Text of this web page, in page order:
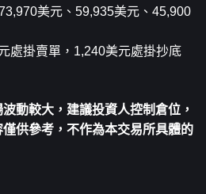
美元、59,935美元、45,900
處掛賣單，1,240美元處掛抄底
動較大，建議投資人控制倉位，
供參考，不作為本交易所具體的